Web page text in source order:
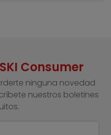
Consumer
ninguna novedad
nuestros boletines